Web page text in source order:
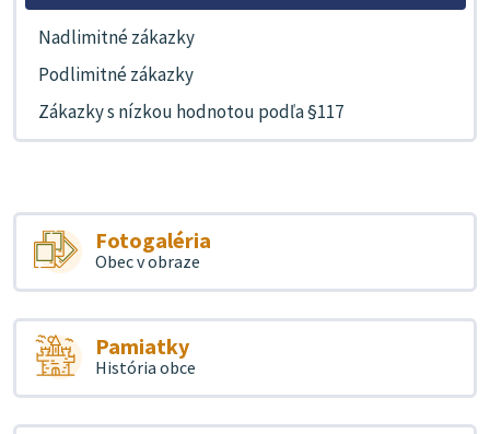
Nadlimitné zákazky
Podlimitné zákazky
Zákazky s nízkou hodnotou podľa §117
Fotogaléria
Obec v obraze
Pamiatky
História obce